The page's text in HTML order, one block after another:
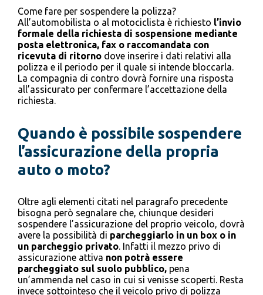
Come fare per sospendere la polizza?
All’automobilista o al motociclista è richiesto l’invio
formale della richiesta di sospensione mediante
posta elettronica, fax o raccomandata con
ricevuta di ritorno dove inserire i dati relativi alla
polizza e il periodo per il quale si intende bloccarla.
La compagnia di contro dovrà fornire una risposta
all’assicurato per confermare l’accettazione della
richiesta.
Quando è possibile sospendere
l’assicurazione della propria
auto o moto?
Oltre agli elementi citati nel paragrafo precedente
bisogna però segnalare che, chiunque desideri
sospendere l’assicurazione del proprio veicolo, dovrà
avere la possibilità di parcheggiarlo in un box o in
un parcheggio privato. Infatti il mezzo privo di
assicurazione attiva non potrà essere
parcheggiato sul suolo pubblico, pena
un’ammenda nel caso in cui si venisse scoperti. Resta
invece sottointeso che il veicolo privo di polizza